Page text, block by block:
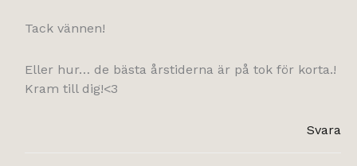
Tack vännen!
Eller hur… de bästa årstiderna är på tok för korta.!
Kram till dig!<3
Svara